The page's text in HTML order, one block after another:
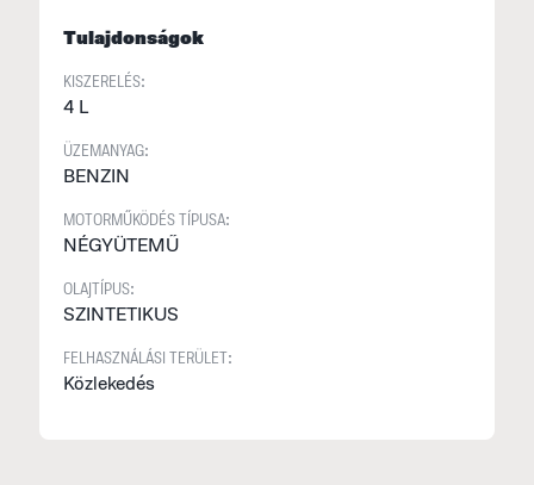
Tulajdonságok
KISZERELÉS:
4 L
ÜZEMANYAG:
BENZIN
MOTORMŰKÖDÉS TÍPUSA:
NÉGYÜTEMŰ
OLAJTÍPUS:
SZINTETIKUS
FELHASZNÁLÁSI TERÜLET:
Közlekedés